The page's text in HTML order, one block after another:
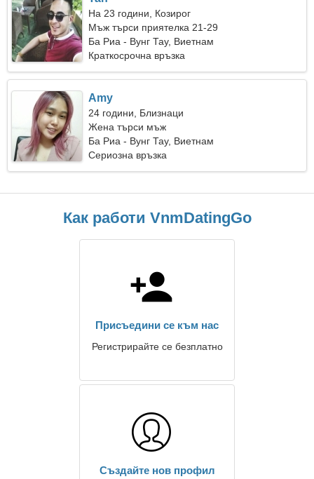
На 23 години, Козирог
Мъж търси приятелка 21-29
Ба Риа - Вунг Тау, Виетнам
Краткосрочна връзка
Amy
24 години, Близнаци
Жена търси мъж
Ба Риа - Вунг Тау, Виетнам
Сериозна връзка
Как работи VnmDatingGo
Присъедини се към нас
Регистрирайте се безплатно
Създайте нов профил